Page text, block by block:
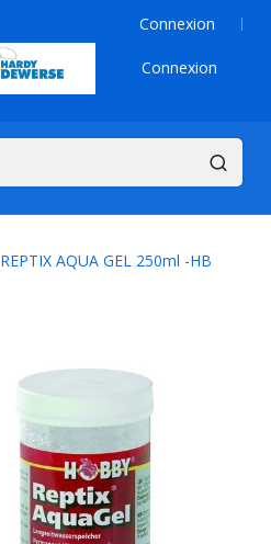
Connexion
Connexion
REPTIX AQUA GEL 250ml -HB